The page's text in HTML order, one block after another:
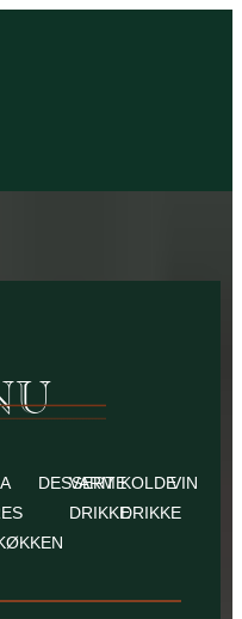
DESSERT
VARME
DRIKKE
KOLDE
DRIKKE
VIN